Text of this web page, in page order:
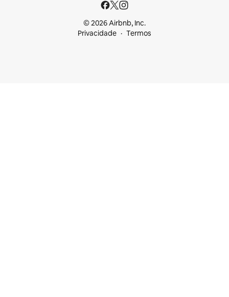
© 2026 Airbnb, Inc.
Privacidade
Termos